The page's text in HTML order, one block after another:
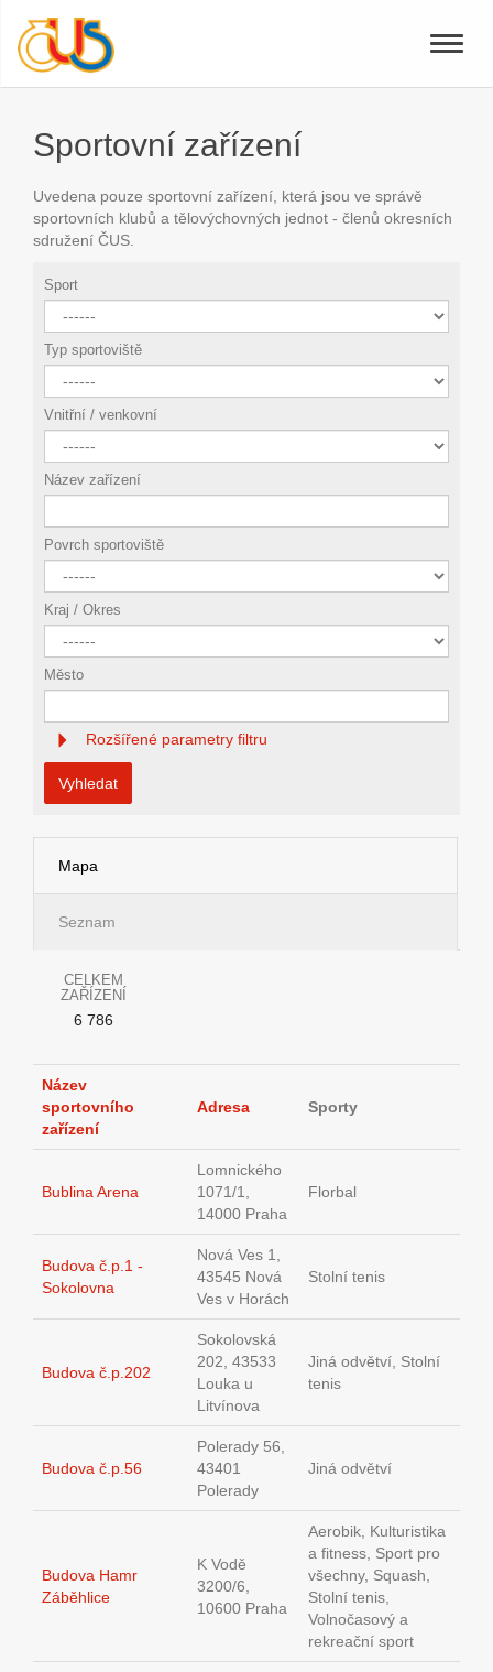
Toggle
Sportovní zařízení
Uvedena pouze sportovní zařízení, která jsou ve správě
sportovních klubů a tělovýchovných jednot - členů okresních
sdružení ČUS.
Sport
Typ sportoviště
Vnitřní / venkovní
Název zařízení
Povrch sportoviště
Kraj / Okres
Město
Rozšířené parametry filtru
Vyhledat
Mapa
Seznam
CELKEM
ZAŘÍZENÍ
6 786
Název
sportovního
zařízení
Adresa Sporty
Bublina Arena
Lomnického
1071/1,
14000 Praha
Florbal
Budova č.p.1 -
Sokolovna
Nová Ves 1,
43545 Nová
Ves v Horách
Stolní tenis
Budova č.p.202
Sokolovská
202, 43533
Louka u
Litvínova
Jiná odvětví, Stolní
tenis
Budova č.p.56
Polerady 56,
43401
Polerady
Jiná odvětví
Budova Hamr
Záběhlice
K Vodě
3200/6,
10600 Praha
Aerobik, Kulturistika
a fitness, Sport pro
všechny, Squash,
Stolní tenis,
Volnočasový a
rekreační sport